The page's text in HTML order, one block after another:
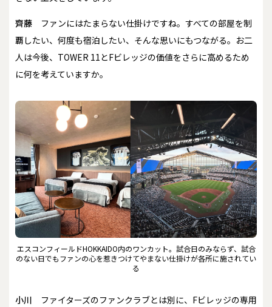
齊藤
ファンにはたまらない仕掛けですね。すべての部屋を制
覇したい、何度も宿泊したい、そんな思いにもつながる。お二
人は今後、TOWER 11とFビレッジの価値をさらに高めるため
に何を考えていますか。
エスコンフィールドHOKKAIDO内のワンカット。試合日のみならず、試合
のない日でもファンの心を惹きつけてやまない仕掛けが各所に施されてい
る
小川
ファイターズのファンクラブとは別に、Fビレッジの専用